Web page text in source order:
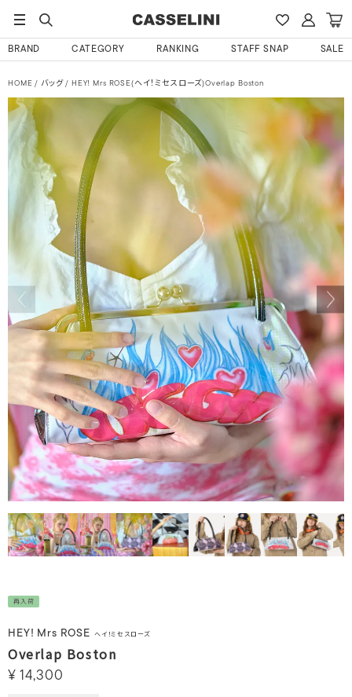
BRAND CATEGORY RANKING STAFF SNAP SALE
HOME バッグ HEY! Mrs ROSE(ヘイ！ミセスローズ)Overlap Boston
再入荷
HEY! Mrs ROSE ヘイ！ミセスローズ
Overlap Boston
¥ 14,300